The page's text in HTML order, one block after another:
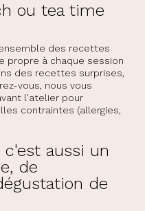
ou tea time
des recettes
propre à chaque session
des recettes surprises,
vous, nous vous
l'atelier pour
contraintes (allergies,
c'est aussi un
de
de